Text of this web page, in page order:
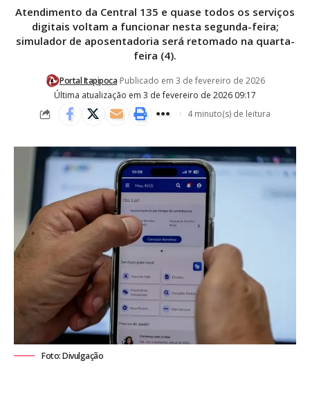
Atendimento da Central 135 e quase todos os serviços
digitais voltam a funcionar nesta segunda-feira;
simulador de aposentadoria será retomado na quarta-
feira (4).
Última atualização em 3 de fevereiro de 2026 09:17
Portal Itapipoca Publicado em 3 de fevereiro de 2026
4 minuto(s) de leitura
Foto: Divulgação